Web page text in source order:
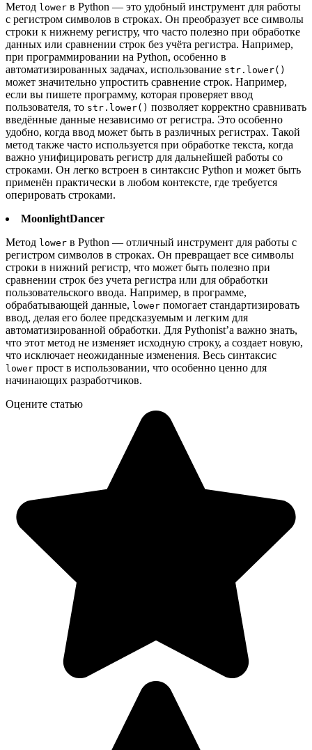
Метод lower в Python — это удобный инструмент для работы
с регистром символов в строках. Он преобразует все символы
строки к нижнему регистру, что часто полезно при обработке
данных или сравнении строк без учёта регистра. Например,
при программировании на Python, особенно в
автоматизированных задачах, использование str.lower()
может значительно упростить сравнение строк. Например,
если вы пишете программу, которая проверяет ввод
пользователя, то str.lower() позволяет корректно сравнивать
введённые данные независимо от регистра. Это особенно
удобно, когда ввод может быть в различных регистрах. Такой
метод также часто используется при обработке текста, когда
важно унифицировать регистр для дальнейшей работы со
строками. Он легко встроен в синтаксис Python и может быть
применён практически в любом контексте, где требуется
оперировать строками.
MoonlightDancer
Метод lower в Python — отличный инструмент для работы с
регистром символов в строках. Он превращает все символы
строки в нижний регистр, что может быть полезно при
сравнении строк без учета регистра или для обработки
пользовательского ввода. Например, в программе,
обрабатывающей данные, lower помогает стандартизировать
ввод, делая его более предсказуемым и легким для
автоматизированной обработки. Для Pythonist’а важно знать,
что этот метод не изменяет исходную строку, а создает новую,
что исключает неожиданные изменения. Весь синтаксис
lower прост в использовании, что особенно ценно для
начинающих разработчиков.
Оцените статью